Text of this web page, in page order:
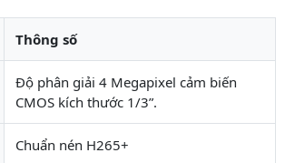
Thông số
Độ phân giải 4 Megapixel cảm biến
CMOS kích thước 1/3”.
Chuẩn nén H265+